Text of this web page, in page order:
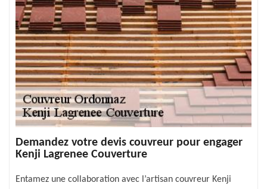
Demandez votre devis couvreur pour engager
Kenji Lagrenee Couverture
Entamez une collaboration avec l’artisan couvreur Kenji